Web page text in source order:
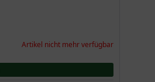
Artikel nicht mehr verfügbar